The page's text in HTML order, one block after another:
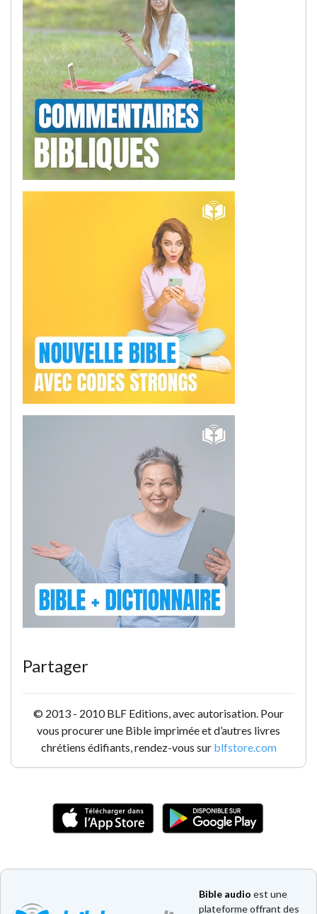
Partager
© 2013 - 2010 BLF Editions, avec autorisation. Pour
vous procurer une Bible imprimée et d’autres livres
chrétiens édifiants, rendez-vous sur blfstore.com
Bible audio est une
plateforme offrant des